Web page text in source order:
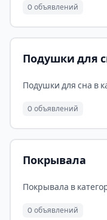
0 объявлений
Подушки для
Подушки для сна в
0 объявлений
Покрывала
Покрывала в
0 объявлений